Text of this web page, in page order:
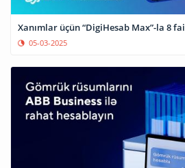
Xanımlar üçün “DigiHesab Max”-la 8
05-03-2025